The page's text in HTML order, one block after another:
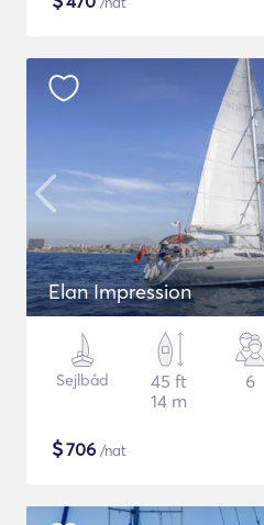
Elan Impression
Sejlbåd
45 ft
14 m
6
$706 /nat